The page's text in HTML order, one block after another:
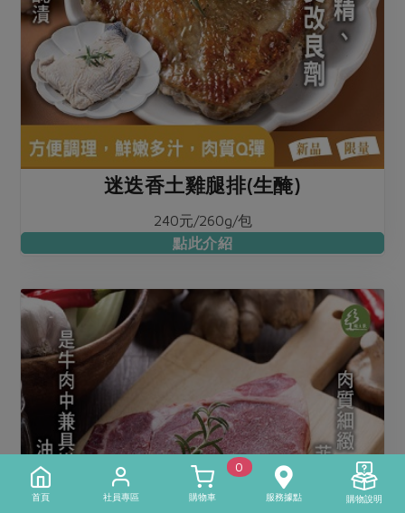
迷迭香土雞腿排(生醃)
240元/260g/包
點此介紹
首頁 社員專區
0
購物車 服務據點 購物說明